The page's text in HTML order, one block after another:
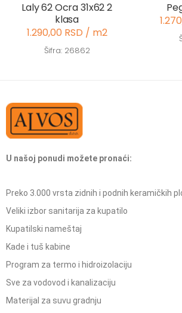
Laly 62 Ocra 31x62 2
klasa
1.290,00 RSD / m2
Šifra: 26862
U našoj ponudi možete pronaći:
Preko 3.000 vrsta zidnih i podnih keramičkih
Veliki izbor sanitarija za kupatilo
Kupatilski nameštaj
Kade i tuš kabine
Program za termo i hidroizolaciju
Sve za vodovod i kanalizaciju
Materijal za suvu gradnju